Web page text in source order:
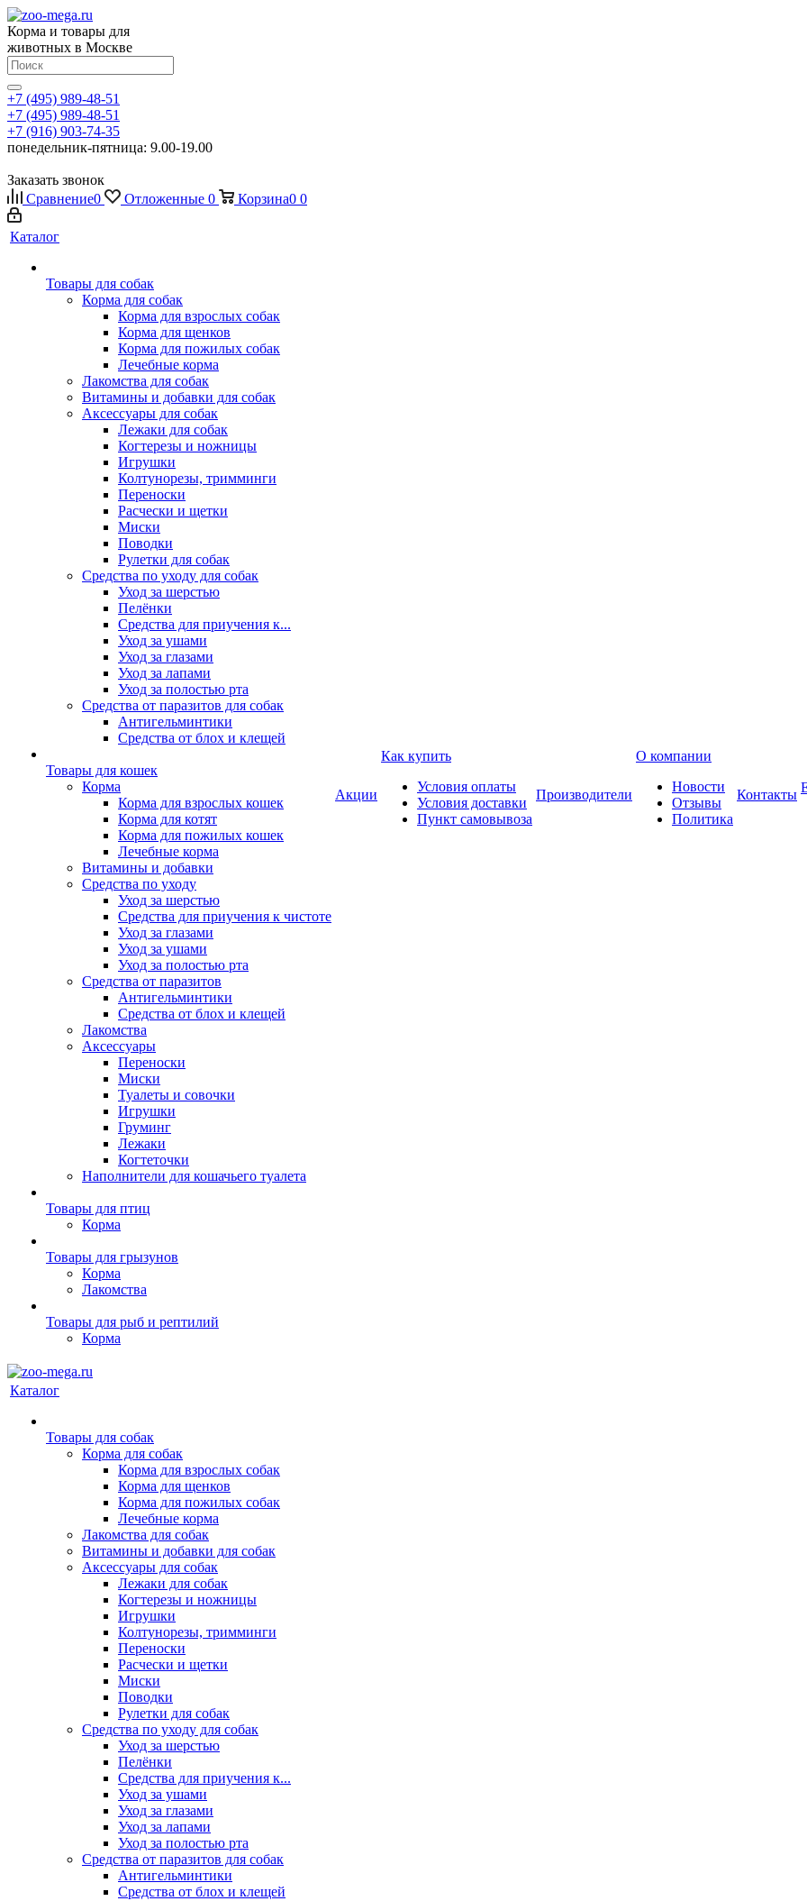
Корма и товары для
животных в Москве
+7 (495) 989-48-51
+7 (495) 989-48-51
+7 (916) 903-74-35
понедельник-пятница: 9.00-19.00
Заказать звонок
Сравнение0 Отложенные 0 Корзина0 0
Каталог
Товары для собак
Корма для собак
Корма для взрослых собак
Корма для щенков
Корма для пожилых собак
Лечебные корма
Лакомства для собак
Витамины и добавки для собак
Аксессуары для собак
Лежаки для собак
Когтерезы и ножницы
Игрушки
Колтунорезы, тримминги
Переноски
Расчески и щетки
Миски
Поводки
Рулетки для собак
Средства по уходу для собак
Уход за шерстью
Пелёнки
Средства для приучения к...
Уход за ушами
Уход за глазами
Уход за лапами
Уход за полостью рта
Средства от паразитов для собак
Антигельминтики
Средства от блох и клещей
Товары для кошек
Корма
Корма для взрослых кошек
Корма для котят
Корма для пожилых кошек
Лечебные корма
Витамины и добавки
Средства по уходу
Уход за шерстью
Средства для приучения к чистоте
Уход за глазами
Уход за ушами
Уход за полостью рта
Средства от паразитов
Антигельминтики
Средства от блох и клещей
Лакомства
Аксессуары
Переноски
Миски
Туалеты и совочки
Игрушки
Груминг
Лежаки
Когтеточки
Наполнители для кошачьего туалета
Товары для птиц
Корма
Товары для грызунов
Корма
Лакомства
Товары для рыб и рептилий
Корма
Акции
Как купить
Условия оплаты
Условия доставки
Пункт самовывоза
Производители
О компании
Новости
Отзывы
Политика
Контакты
Каталог
Товары для собак
Корма для собак
Корма для взрослых собак
Корма для щенков
Корма для пожилых собак
Лечебные корма
Лакомства для собак
Витамины и добавки для собак
Аксессуары для собак
Лежаки для собак
Когтерезы и ножницы
Игрушки
Колтунорезы, тримминги
Переноски
Расчески и щетки
Миски
Поводки
Рулетки для собак
Средства по уходу для собак
Уход за шерстью
Пелёнки
Средства для приучения к...
Уход за ушами
Уход за глазами
Уход за лапами
Уход за полостью рта
Средства от паразитов для собак
Антигельминтики
Средства от блох и клещей